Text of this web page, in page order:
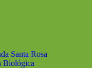
Santa Rosa
Biológica